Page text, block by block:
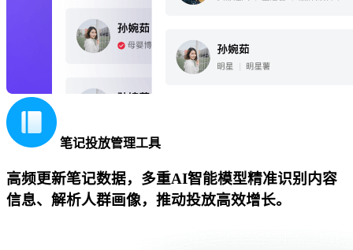
笔记投放管理工具
高频更新笔记数据，多重AI智能模型精准识别内容
信息、解析人群画像，推动投放高效增长。